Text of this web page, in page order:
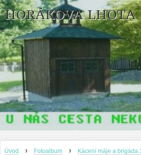
HORÁKOVA LHOTA
Úvod › Fotoalbum › Kácení máje a brigáda